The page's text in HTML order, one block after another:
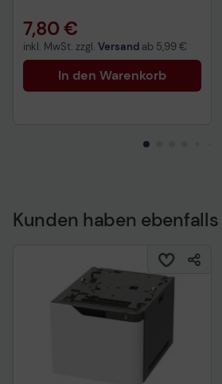
7,80 €
inkl. MwSt. zzgl. Versand ab 5,99 €
In den Warenkorb
Kunden haben